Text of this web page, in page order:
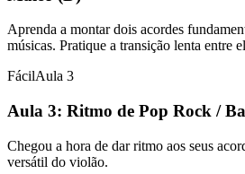
Aprenda a montar dois acordes
músicas. Pratique a transição lenta entre
FácilAula 3
Aula 3: Ritmo de Pop Rock /
Chegou a hora de dar ritmo aos seus
versátil do violão.